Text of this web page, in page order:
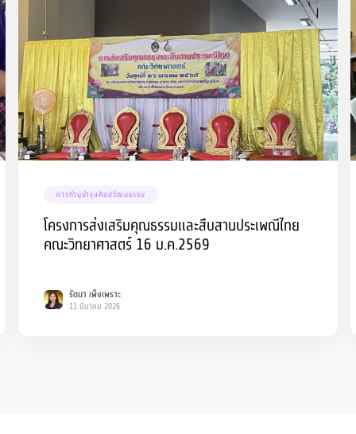
การทำนุบำรุงศิลปวัฒนธรรม
โครงการส่งเสริมคุณธรรมและสืบสานประเพณีไทย
คณะวิทยาศาสตร์ 16 ม.ค.2569
รัตนา เพ็งเพราะ
11 มีนาคม 2026